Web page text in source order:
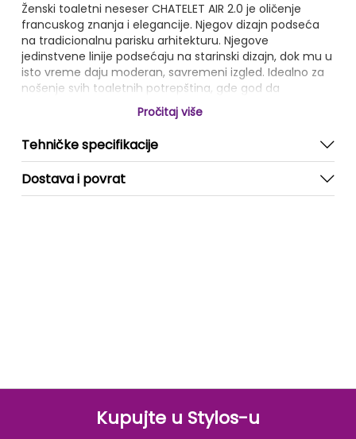
Ženski toaletni neseser CHATELET AIR 2.0 je oličenje
francuskog znanja i elegancije. Njegov dizajn podseća
na tradicionalnu parisku arhitekturu. Njegove
jedinstvene linije podsećaju na starinski dizajn, dok mu u
isto vreme daju moderan, savremeni izgled. Idealno za
nošenje svih toaletnih potrepština, gde god da
idete.Zatvara se dvosmernim zatvaračem i poseduje
jedan džep na zadnjoj strani.U unutrašnjosti ima jedan
džep sa zatvaračem, kao i tri pregrade.
Pročitaj više
Tehničke specifikacije
Dostava i povrat
Kupujte u Stylos-u